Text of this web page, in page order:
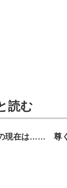
読む
現在は…… 尊